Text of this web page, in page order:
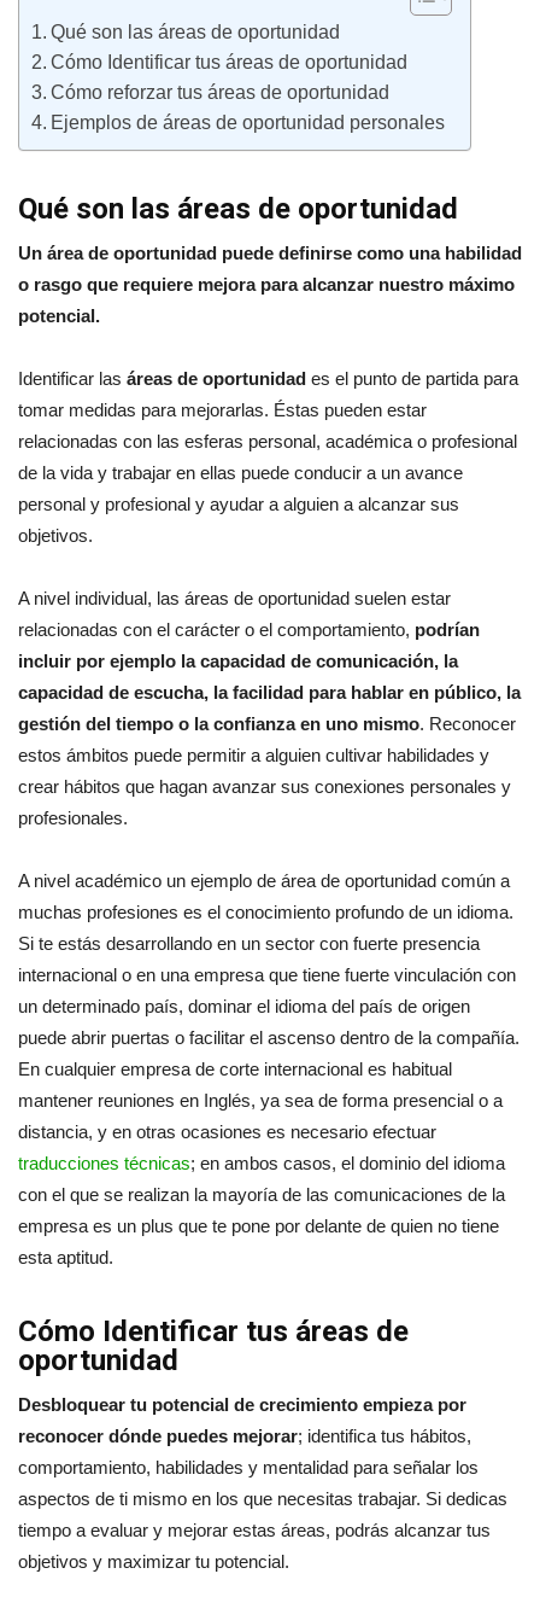
Qué son las áreas de oportunidad
Cómo Identificar tus áreas de oportunidad
Cómo reforzar tus áreas de oportunidad
Ejemplos de áreas de oportunidad personales
Qué son las áreas de oportunidad
Un área de oportunidad puede definirse como una habilidad
o rasgo que requiere mejora para alcanzar nuestro máximo
potencial.
Identificar las áreas de oportunidad es el punto de partida para
tomar medidas para mejorarlas. Éstas pueden estar
relacionadas con las esferas personal, académica o profesional
de la vida y trabajar en ellas puede conducir a un avance
personal y profesional y ayudar a alguien a alcanzar sus
objetivos.
A nivel individual, las áreas de oportunidad suelen estar
relacionadas con el carácter o el comportamiento, podrían
incluir por ejemplo la capacidad de comunicación, la
capacidad de escucha, la facilidad para hablar en público, la
gestión del tiempo o la confianza en uno mismo. Reconocer
estos ámbitos puede permitir a alguien cultivar habilidades y
crear hábitos que hagan avanzar sus conexiones personales y
profesionales.
A nivel académico un ejemplo de área de oportunidad común a
muchas profesiones es el conocimiento profundo de un idioma.
Si te estás desarrollando en un sector con fuerte presencia
internacional o en una empresa que tiene fuerte vinculación con
un determinado país, dominar el idioma del país de origen
puede abrir puertas o facilitar el ascenso dentro de la compañía.
En cualquier empresa de corte internacional es habitual
mantener reuniones en Inglés, ya sea de forma presencial o a
distancia, y en otras ocasiones es necesario efectuar
traducciones técnicas; en ambos casos, el dominio del idioma
con el que se realizan la mayoría de las comunicaciones de la
empresa es un plus que te pone por delante de quien no tiene
esta aptitud.
Cómo Identificar tus áreas de
oportunidad
Desbloquear tu potencial de crecimiento empieza por
reconocer dónde puedes mejorar; identifica tus hábitos,
comportamiento, habilidades y mentalidad para señalar los
aspectos de ti mismo en los que necesitas trabajar. Si dedicas
tiempo a evaluar y mejorar estas áreas, podrás alcanzar tus
objetivos y maximizar tu potencial.